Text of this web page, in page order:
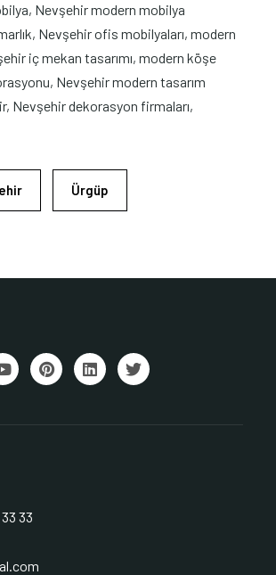
Nevşehir modern mobilya
Nevşehir ofis mobilyaları, modern
iç mekan tasarımı, modern köşe
Nevşehir modern tasarım
Nevşehir dekorasyon firmaları,
Ürgüp
33